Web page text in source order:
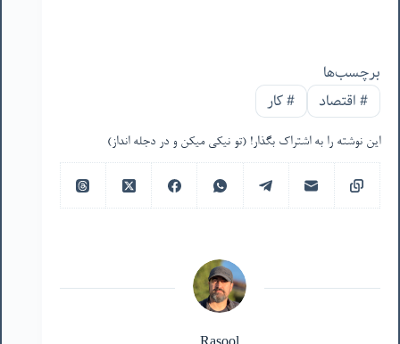
برچسب‌ها
#اقتصاد #کار
این نوشته را به اشتراک بگذار! (تو نیکی میکن و در دجله انداز)